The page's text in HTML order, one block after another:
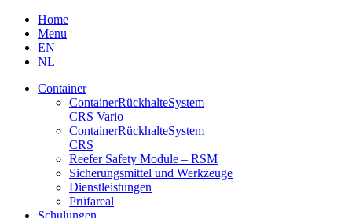
Skip
content
Home
Menu
EN
NL
Container
Container­Rückhalte­System
CRS Vario
Container­Rückhalte­System
CRS
Reefer Safety Module – RSM
Sicherungsmittel und Werkzeuge
Dienstleistungen
Prüfareal
Schulungen